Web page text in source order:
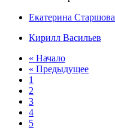
Екатерина Старшова
Кирилл Васильев
« Начало
« Предыдущее
1
2
3
4
5